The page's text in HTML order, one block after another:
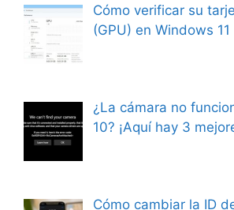
Cómo verificar su
(GPU) en Windows 11
¿La cámara no
10? ¡Aquí hay 3
Cómo cambiar la ID